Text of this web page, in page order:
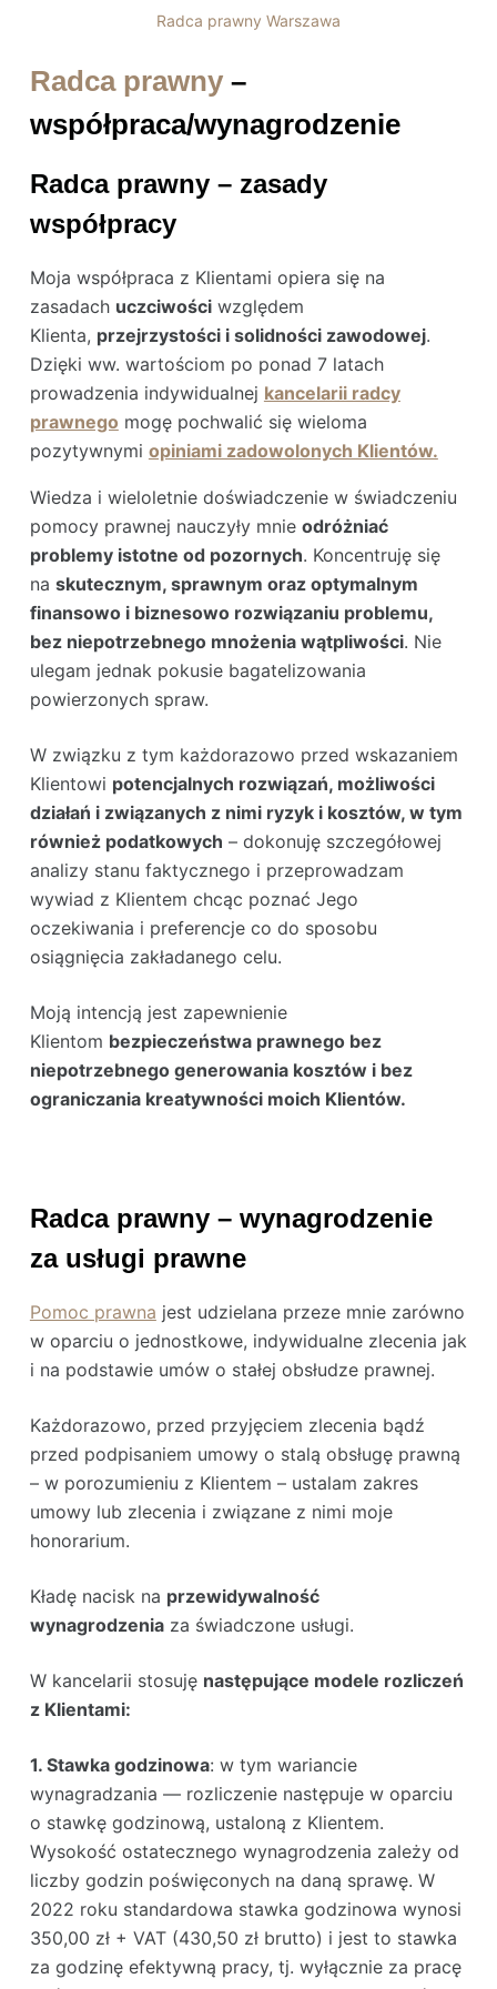
Radca prawny Warszawa
Radca prawny–
współpraca/wynagrodzenie
Radca prawny – zasady
współpracy
Moja współpraca z Klientami opiera się na
zasadach uczciwościwzględem
Klienta, przejrzystości i solidności zawodowej.
Dzięki ww. wartościom po ponad 7 latach
prowadzenia indywidualnej kancelarii radcy
prawnego mogę pochwalić się wieloma
pozytywnymi opiniami zadowolonych Klientów.
Wiedza i wieloletnie doświadczenie w świadczeniu
pomocy prawnej nauczyły mnie odróżniać
problemy istotne od pozornych. Koncentruję się
na skutecznym, sprawnym oraz optymalnym
finansowo i biznesowo rozwiązaniu problemu,
bez niepotrzebnego mnożenia wątpliwości. Nie
ulegam jednak pokusie bagatelizowania
powierzonych spraw.
W związku z tym każdorazowo przed wskazaniem
Klientowi potencjalnych rozwiązań, możliwości
działań i związanych z nimi ryzyk i kosztów, w tym
również podatkowych – dokonuję szczegółowej
analizy stanu faktycznego i przeprowadzam
wywiad z Klientem chcąc poznać Jego
oczekiwania i preferencje co do sposobu
osiągnięcia zakładanego celu.
Moją intencją jest zapewnienie
Klientom bezpieczeństwa prawnego bez
niepotrzebnego generowania kosztów i bez
ograniczania kreatywności moich Klientów.
Radca prawny – wynagrodzenie
za usługi prawne
Pomoc prawna jest udzielana przeze mnie zarówno
w oparciu o jednostkowe, indywidualne zlecenia jak
i na podstawie umów o stałej obsłudze prawnej.
Każdorazowo, przed przyjęciem zlecenia bądź
przed podpisaniem umowy o stalą obsługę prawną
– w porozumieniu z Klientem – ustalam zakres
umowy lub zlecenia i związane z nimi moje
honorarium.
Kładę nacisk na przewidywalność
wynagrodzeniaza świadczone usługi.
W kancelarii stosuję następujące modele rozliczeń
z Klientami:
1. Stawka godzinowa: w tym wariancie
wynagradzania — rozliczenie następuje w oparciu
o stawkę godzinową, ustaloną z Klientem.
Wysokość ostatecznego wynagrodzenia zależy od
liczby godzin poświęconych na daną sprawę. W
2022 roku standardowa stawka godzinowa wynosi
350,00 zł + VAT (430,50 zł brutto) i jest to stawka
za godzinę efektywną pracy, tj. wyłącznie za pracę